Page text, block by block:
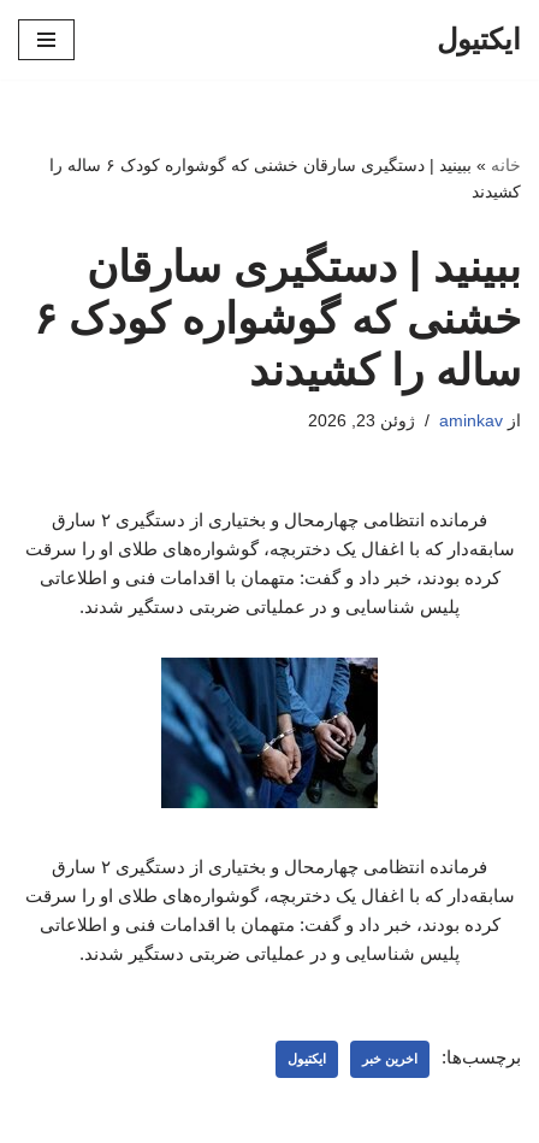
ایکتیول
خانه »
ببینید | دستگیری سارقان خشنی که گوشواره کودک ۶ ساله را
کشیدند
ببینید | دستگیری سارقان
خشنی که گوشواره کودک ۶
ساله را کشیدند
از aminkav ژوئن 23, 2026
فرمانده انتظامی چهارمحال و بختیاری از دستگیری ۲ سارق
سابقه‌دار که با اغفال یک دختربچه، گوشواره‌های طلای او را سرقت
کرده بودند، خبر داد و گفت: متهمان با اقدامات فنی و اطلاعاتی
پلیس شناسایی و در عملیاتی ضربتی دستگیر شدند.
فرمانده انتظامی چهارمحال و بختیاری از دستگیری ۲ سارق
سابقه‌دار که با اغفال یک دختربچه، گوشواره‌های طلای او را سرقت
کرده بودند، خبر داد و گفت: متهمان با اقدامات فنی و اطلاعاتی
پلیس شناسایی و در عملیاتی ضربتی دستگیر شدند.
برچسب‌ها: اخرین خبر ایکتیول